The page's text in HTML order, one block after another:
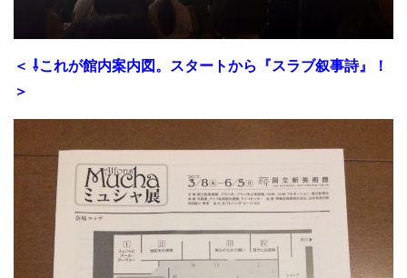
＜ ⇩これが館内案内図。スタートから『スラブ叙事詩』！
＞